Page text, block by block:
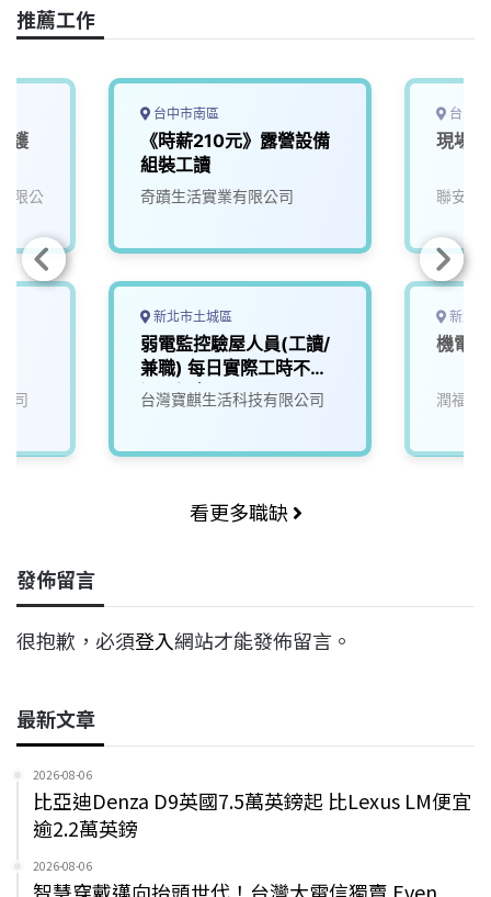
o
k
n
k
推薦工作
護
限公
司
台中市南區
《時薪210元》露營設備
組裝工讀
奇蹟生活實業有限公司
新北市土城區
弱電監控驗屋人員(工讀/
兼職) 每日實際工時不超
過6小時
台灣寶麒生活科技有限公司
台中
現場
聯安生
新北
機電
潤福生
看更多職缺
發佈留言
很抱歉，必須登入網站才能發佈留言。
最新文章
2026-08-06
比亞迪Denza D9英國7.5萬英鎊起 比Lexus LM便宜
逾2.2萬英鎊
2026-08-06
智慧穿戴邁向抬頭世代！台灣大電信獨賣 Even